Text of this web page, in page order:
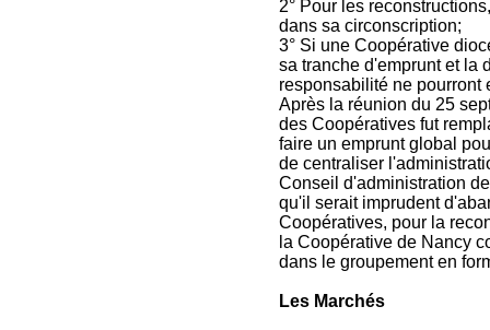
2° Pour les
dans sa circonscription;
3° Si une Coopérative
sa tranche d'emprunt et la
responsabilité ne pourront
Après la réunion du 25
des Coopératives fut
faire un emprunt global
de centraliser
Conseil d'administration
qu'il serait imprudent
Coopératives, pour la
la Coopérative de Nancy
dans le groupement en
Les Marchés